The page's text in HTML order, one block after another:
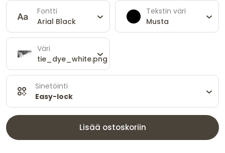
Fontti
Arial Black
Tekstin väri
Musta
Väri
tie_dye_white.png
Sinetöinti
Easy-lock
Lisää ostoskoriin